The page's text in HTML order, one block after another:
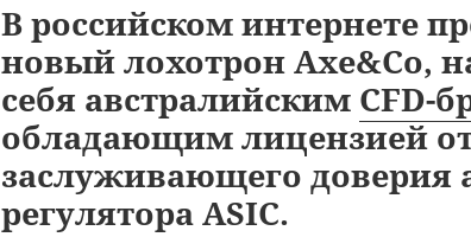
В российском интернете
новый лохотрон Axe&Co,
себя австралийским CFD-
обладающим лицензией
заслуживающего доверия
регулятора ASIC.